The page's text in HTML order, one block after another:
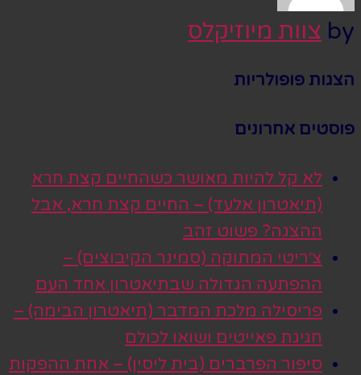
by צוות מיוזיקלס
הצגות פופולריות
פוסטים אחרונים
לא קל להיות מאושר כשהחיים קצת חרא
(תיאטרון אלעד) – החיים קצת חרא, אבל
ההצגה? פשוט זהב
צ׳ריטי המתוקה (סמינר הקיבוצים) –
ההפתעה הגדולה שבתיאטרון אחד העם
פריסילה מלכת המדבר (תיאטרון הבימה) –
חגיגת פאייטים ושואו לכולם
סיפור הפרברים (בית ליסין) – אחת ההפקות